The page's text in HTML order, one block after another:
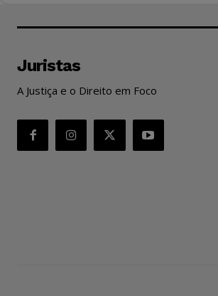
Juristas
A Justiça e o Direito em Foco